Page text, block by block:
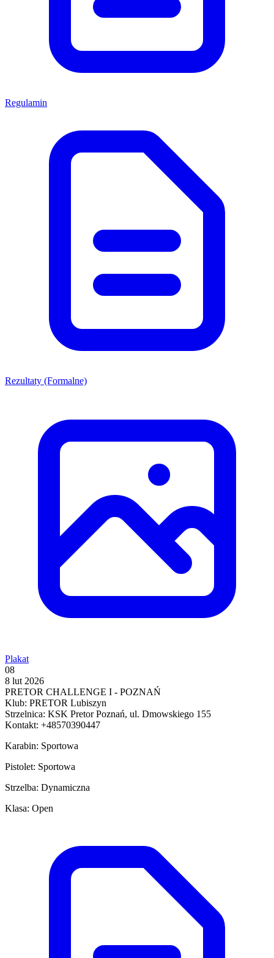
Regulamin
Rezultaty (Formalne)
Plakat
08
8 lut 2026
PRETOR CHALLENGE I - POZNAŃ
Klub: PRETOR Lubiszyn
Strzelnica: KSK Pretor Poznań, ul. Dmowskiego 155
Kontakt: +48570390447
Karabin: Sportowa
Pistolet: Sportowa
Strzelba: Dynamiczna
Klasa: Open